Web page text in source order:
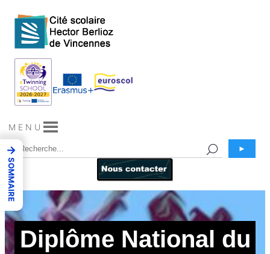
Aller
contenu
M E N U
►
Diplôme National du
→
SOMMAIRE